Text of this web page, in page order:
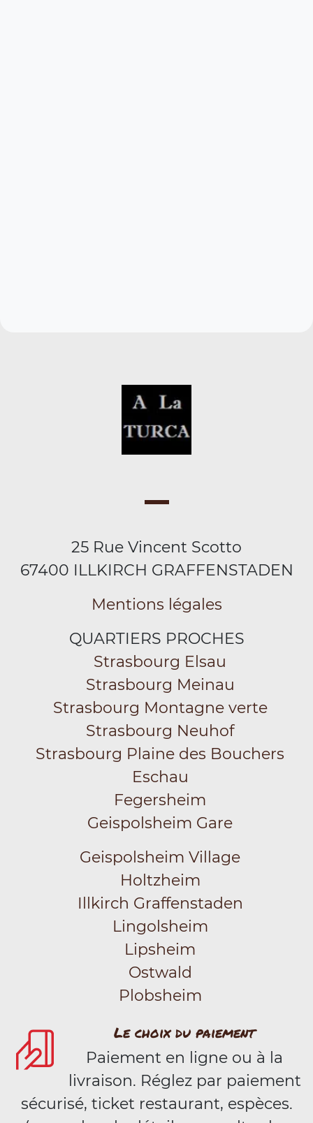
25 Rue Vincent Scotto
67400 ILLKIRCH GRAFFENSTADEN
Mentions légales
QUARTIERS PROCHES
Strasbourg Elsau
Strasbourg Meinau
Strasbourg Montagne verte
Strasbourg Neuhof
Strasbourg Plaine des Bouchers
Eschau
Fegersheim
Geispolsheim Gare
Geispolsheim Village
Holtzheim
Illkirch Graffenstaden
Lingolsheim
Lipsheim
Ostwald
Plobsheim
Le choix du paiement
Paiement en ligne ou à la
livraison. Réglez par paiement
sécurisé, ticket restaurant, espèces.